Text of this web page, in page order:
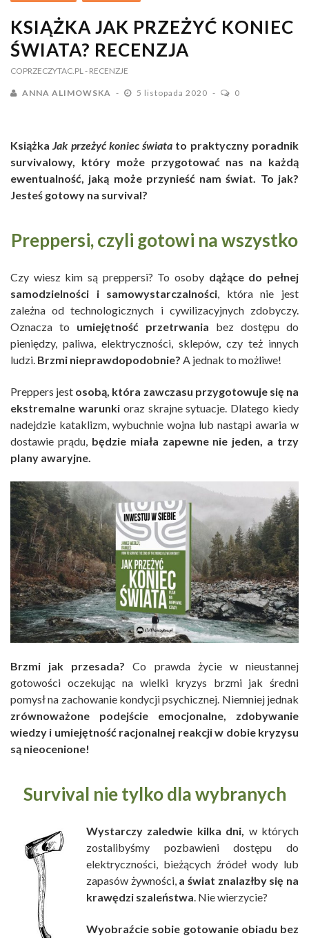
KSIĄŻKA JAK PRZEŻYĆ KONIEC
ŚWIATA? RECENZJA
COPRZECZYTAC.PL - RECENZJE
ANNA ALIMOWSKA 5 listopada 2020 0
KsiążkaJak przeżyć koniec świata to praktyczny poradnik
survivalowy, który może przygotować nas na każdą
ewentualność, jaką może przynieść nam świat. To jak?
Jesteś gotowy na survival?
Preppersi, czyli gotowi na wszystko
Czy wiesz kim są preppersi? To osoby dążące do pełnej
samodzielności i samowystarczalności , która nie jest
zależna od technologicznych i cywilizacyjnych zdobyczy.
Oznacza to umiejętność przetrwania bez dostępu do
pieniędzy, paliwa, elektryczności, sklepów, czy też innych
ludzi. Brzmi nieprawdopodobnie? A jednak to możliwe!
Preppers jest osobą, która zawczasu przygotowuje się na
ekstremalne warunkioraz skrajne sytuacje. Dlatego kiedy
nadejdzie kataklizm, wybuchnie wojna lub nastąpi awaria w
dostawie prądu, będzie miała zapewne nie jeden, a trzy
plany awaryjne.
Brzmi jak przesada? Co prawda życie w nieustannej
gotowości oczekując na wielki kryzys brzmi jak średni
pomysł na zachowanie kondycji psychicznej. Niemniej jednak
zrównoważone podejście emocjonalne, zdobywanie
wiedzy i umiejętność racjonalnej reakcji w dobie kryzysu
są nieocenione!
Survival nie tylko dla wybranych
Wystarczy zaledwie kilka dni, w których
zostalibyśmy pozbawieni dostępu do
elektryczności, bieżących źródeł wody lub
zapasów żywności, a świat znalazłby się na
krawędzi szaleństwa. Nie wierzycie?
Wyobraźcie sobie gotowanie obiadu bez